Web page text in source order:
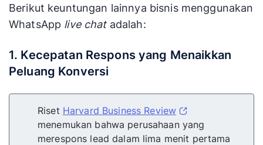
Berikut keuntungan lainnya bisnis menggunakan
WhatsApp live chatadalah:
1. Kecepatan Respons yang Menaikkan
Peluang Konversi
Riset Harvard Business Review
menemukan bahwa perusahaan yang
merespons lead dalam lima menit pertama